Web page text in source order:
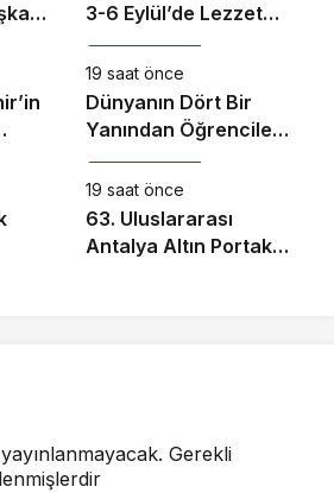
3-6 Eylül’de Lezzet
Tutkunlarını
Ağırlayacak
19 saat önce
Dünyanın Dört Bir
Yanından Öğrencileri
Buluşturan “Bilgi
Buzkıranı” Seferi
Başladı
19 saat önce
63. Uluslararası
Antalya Altın Portakal
Gerekli